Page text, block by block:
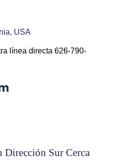
USA
línea directa 626-790-
Dirección Sur Cerca